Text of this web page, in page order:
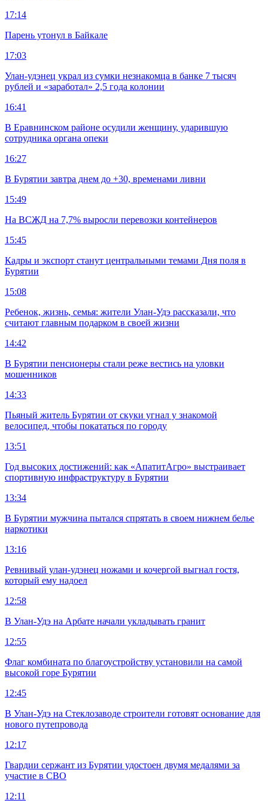
17:14
Парень утонул в Байкале
17:03
Улан-удэнец украл из сумки незнакомца в банке 7 тысяч
рублей и «заработал» 2,5 года колонии
16:41
В Еравнинском районе осудили женщину, ударившую
сотрудника органа опеки
16:27
В Бурятии завтра днем до +30, временами ливни
15:49
На ВСЖД на 7,7% выросли перевозки контейнеров
15:45
Кадры и экспорт станут центральными темами Дня поля в
Бурятии
15:08
Ребенок, жизнь, семья: жители Улан-Удэ рассказали, что
считают главным подарком в своей жизни
14:42
В Бурятии пенсионеры стали реже вестись на уловки
мошенников
14:33
Пьяный житель Бурятии от скуки угнал у знакомой
велосипед, чтобы покататься по городу
13:51
Год высоких достижений: как «АпатитАгро» выстраивает
спортивную инфраструктуру в Бурятии
13:34
В Бурятии мужчина пытался спрятать в своем нижнем белье
наркотики
13:16
Ревнивый улан-удэнец ножами и кочергой выгнал гостя,
который ему надоел
12:58
В Улан-Удэ на Арбате начали укладывать гранит
12:55
Флаг комбината по благоустройству установили на самой
высокой горе Бурятии
12:45
В Улан-Удэ на Стеклозаводе строители готовят основание для
нового путепровода
12:17
Гвардии сержант из Бурятии удостоен двумя медалями за
участие в СВО
12:11